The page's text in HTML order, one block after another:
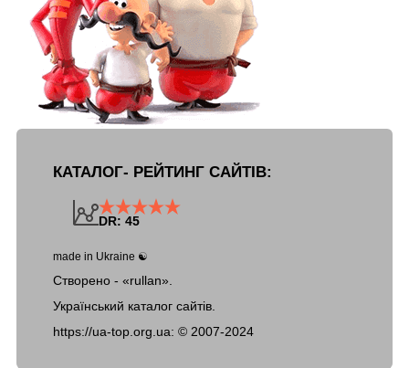
КАТАЛОГ- РЕЙТИНГ САЙТІВ:
DR: 45
made in Ukraine ☯
Створено - «rullan».
Український каталог сайтів.
https://ua-top.org.ua: © 2007-2024